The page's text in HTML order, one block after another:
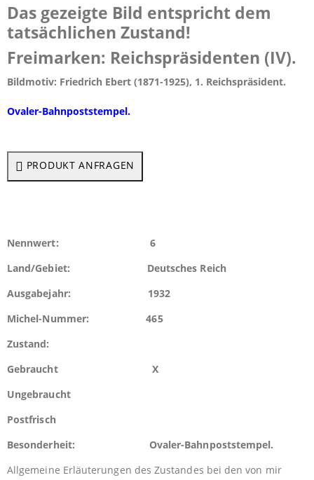
Das gezeigte Bild entspricht dem
tatsächlichen Zustand!
Freimarken: Reichspräsidenten (IV).
Bildmotiv: Friedrich Ebert (1871-1925), 1. Reichspräsident.
Ovaler-Bahnpoststempel.
PRODUKT ANFRAGEN
Nennwert: 6
Land/Gebiet: Deutsches Reich
Ausgabejahr: 1932
Michel-Nummer: 465
Zustand:
Gebraucht X
Ungebraucht
Postfrisch
Besonderheit: Ovaler-Bahnpoststempel.
Allgemeine Erläuterungen des Zustandes bei den von mir